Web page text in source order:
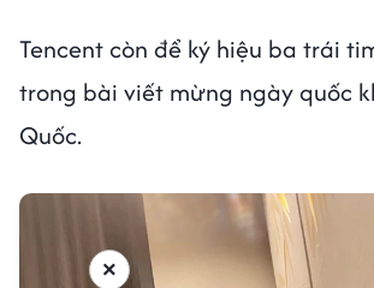
Tencent còn để ký hiệu ba trái
trong bài viết mừng ngày quốc
Quốc.
×